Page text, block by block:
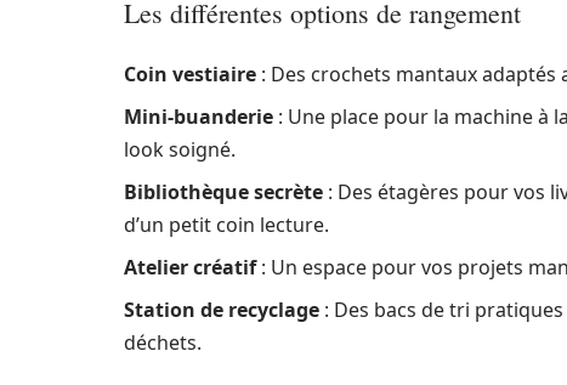
Les différentes options de rangement
Coin vestiaire : Des crochets mantaux
Mini-buanderie : Une place pour la machine à
look soigné.
Bibliothèque secrète : Des étagères pour vos
d’un petit coin lecture.
Atelier créatif: Un espace pour vos projets
Station de recyclage : Des bacs de tri
déchets.